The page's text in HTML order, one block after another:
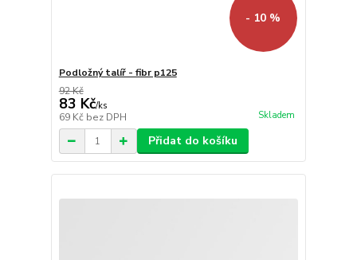
- 10 %
Podložný talíř - fibr p125
92 Kč
83 Kč/ks
69 Kč bez DPH Skladem
Přidat do košíku